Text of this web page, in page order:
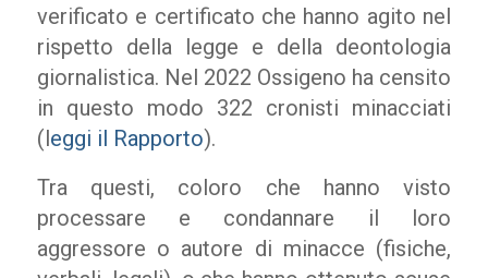
verificato e certificato che hanno agito nel
rispetto della legge e della deontologia
giornalistica. Nel 2022 Ossigeno ha censito
in questo modo 322 cronisti minacciati
(leggi il Rapporto).
Tra questi, coloro che hanno visto
processare e condannare il loro
aggressore o autore di minacce (fisiche,